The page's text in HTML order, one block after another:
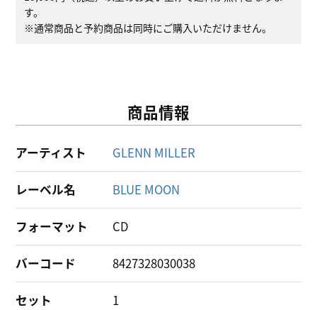
す。
※通常商品と予約商品は同時にご購入いただけません。
商品情報
アーティスト GLENN MILLER
レーベル名 BLUE MOON
フォーマット CD
バーコード 8427328030038
セット 1